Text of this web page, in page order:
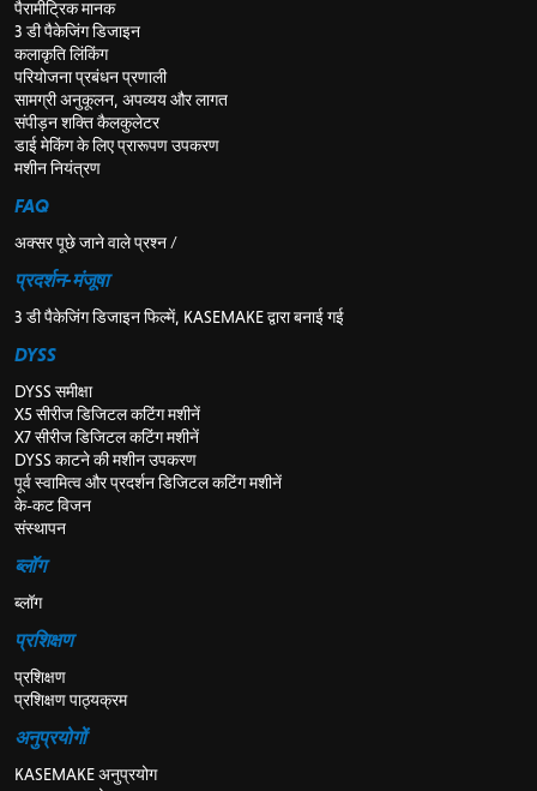
पैरामीट्रिक मानक
3 डी पैकेजिंग डिजाइन
कलाकृति लिंकिंग
परियोजना प्रबंधन प्रणाली
सामग्री अनुकूलन, अपव्यय और लागत
संपीड़न शक्ति कैलकुलेटर
डाई मेकिंग के लिए प्रारूपण उपकरण
मशीन नियंत्रण
FAQ
अक्सर पूछे जाने वाले प्रश्न /
प्रदर्शन-मंजूषा
3 डी पैकेजिंग डिजाइन फिल्में, KASEMAKE द्वारा बनाई गई
DYSS
DYSS समीक्षा
X5 सीरीज डिजिटल कटिंग मशीनें
X7 सीरीज डिजिटल कटिंग मशीनें
DYSS काटने की मशीन उपकरण
पूर्व स्वामित्व और प्रदर्शन डिजिटल कटिंग मशीनें
के-कट विजन
संस्थापन
ब्लॉग
ब्लॉग
प्रशिक्षण
प्रशिक्षण
प्रशिक्षण पाठ्यक्रम
अनुप्रयोगों
KASEMAKE अनुप्रयोग